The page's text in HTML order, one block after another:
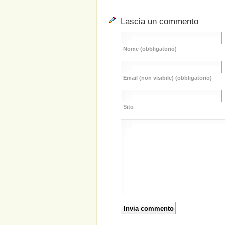
Lascia un commento
Nome (obbligatorio)
Email (non visibile) (obbligatorio)
Sito